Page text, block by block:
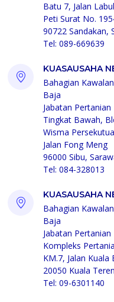
Batu 7, Jalan
Peti Surat No.
90722 Sandakan,
Tel: 089-669639
KUASAUSAHA
Bahagian
Baja
Jabatan Pertanian
Tingkat Bawah,
Wisma
Jalan Fong Meng
96000 Sibu,
Tel: 084-328013
KUASAUSAHA
Bahagian
Baja
Jabatan Pertanian
Kompleks
KM.7, Jalan Kuala
20050 Kuala
Tel: 09-6301140